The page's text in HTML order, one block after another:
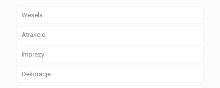
Wesela
Atrakcje
Imprezy
Dekoracje